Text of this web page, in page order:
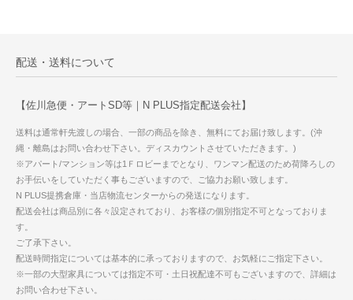
配送・送料について
【佐川急便・アートSD等｜N PLUS指定配送会社】
送料は通常軒先渡しの場合、一部の商品を除き、無料にてお届け致します。(沖
縄・離島はお問い合わせ下さい。ディスカウントさせていただきます。)
※アパート/マンション等は1Ｆロビーまでとなり、ワンマン配送のため荷降ろしの
お手伝いをしていただく事もございますので、ご協力お願い致します。
N PLUS提携倉庫・当店物流センターからの発送になります。
配送会社は商品別に各々設定されており、お客様の個別指定不可となっておりま
す。
ご了承下さい。
配送時間指定については基本的に承っておりますので、お気軽にご指定下さい。
※一部の大型家具については指定不可・土日祝配達不可もございますので、詳細は
お問い合わせ下さい。